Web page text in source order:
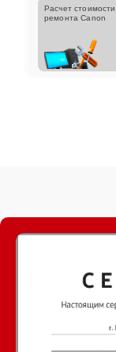
Расчет стоимости
ремонта Canon